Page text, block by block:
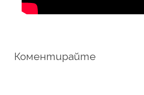
Коментирайте